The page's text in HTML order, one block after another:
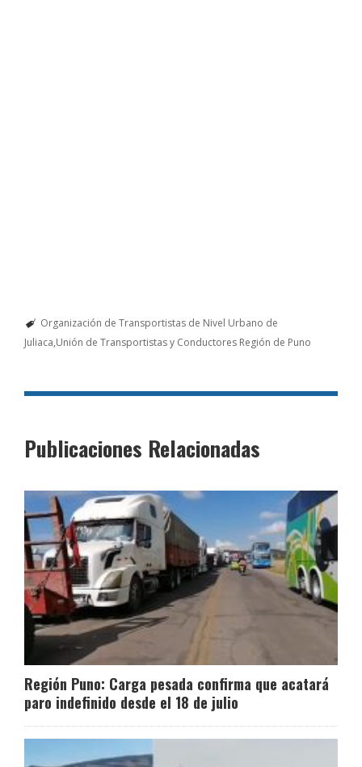
Organización de Transportistas de Nivel Urbano de
Juliaca Unión de Transportistas y Conductores Región de Puno
Publicaciones Relacionadas
Región Puno: Carga pesada confirma que acatará
paro indefinido desde el 18 de julio